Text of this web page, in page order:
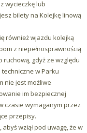
wycieczkę lub
bilety na Kolejkę linową
również wjazdu kolejką
z niepełnosprawnością
ruchową, gdyż ze względu
w Parku
nie jest możliwe
im bezpiecznej
czasie wymaganym przez
przepisy.
abyś wziął pod uwagę, że w